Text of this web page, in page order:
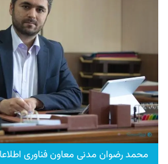
محمد رضوان مدنی معاون فناوری